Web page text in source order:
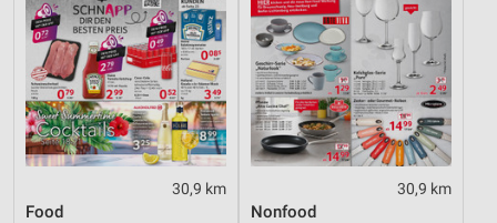
30,9 km
Food
30,9 km
Nonfood